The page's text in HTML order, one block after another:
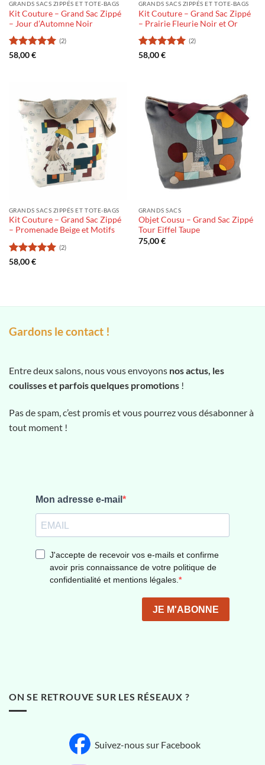
GRANDS SACS ZIPPÉS ET TOTE-BAGS
Kit Couture – Grand Sac Zippé
– Jour d’Automne Noir
Note5
(2)
58,00€
GRANDS SACS ZIPPÉS ET TOTE-BAGS
Kit Couture – Grand Sac Zippé
– Prairie Fleurie Noir et Or
Note5
(2)
58,00€
GRANDS SACS ZIPPÉS ET TOTE-BAGS
Kit Couture – Grand Sac Zippé
– Promenade Beige et Motifs
Note5
(2)
58,00€
GRANDS SACS
Objet Cousu – Grand Sac Zippé
Tour Eiffel Taupe
75,00€
Gardons le contact !
Entre deux salons, nous vous envoyons nos actus, les
coulisses et parfois quelques promotions !
Pas de spam, c’est promis et vous pourrez vous désabonner à
tout moment !
ON SE RETROUVE SUR LES RÉSEAUX ?
Suivez-nous sur Facebook